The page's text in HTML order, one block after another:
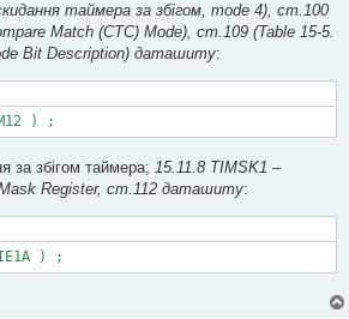
таймера за збігом, mode 4), ст.100
Match (CTC) Mode), ст.109 (Table 15-5.
Bit Description) даташиту:
) ;
за збігом таймера; 15.11.8 TIMSK1 –
Register, ст.112 даташиту:
) ;